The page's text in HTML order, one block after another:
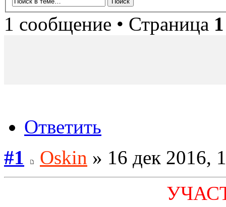
1 сообщение • Страница 1
Ответить
#1
Oskin » 16 дек 2016,